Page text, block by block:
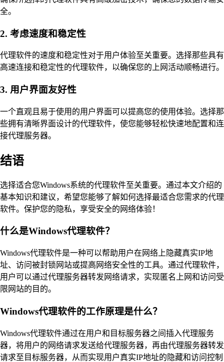
全。
2. 考虑速度和稳定性
代理软件的速度和稳定性对于用户体验至关重要。选择那些具有
高速连接和稳定性的代理软件，以确保您的上网活动顺畅进行。
3. 用户界面友好性
一个直观且易于使用的用户界面可以提高您的使用体验。选择那
些拥有清晰界面设计的代理软件，使您能够轻松快速地配置和连
接代理服务器。
结语
选择适合您Windows系统的代理软件至关重要。通过本文介绍的
基本知识和建议，希望您能够了解如何选择最适合您需求的代理
软件。保护您的隐私，享受安全的网络体验！
什么是Windows代理软件？
Windows代理软件是一种可以帮助用户在网络上隐藏真实IP地
址、访问被封锁网站或提高网络安全性的工具。通过代理软件，
用户可以通过代理服务器转发网络请求，实现匿名上网和访问受
限网站的目的。
Windows代理软件的工作原理是什么？
Windows代理软件通过在用户和目标服务器之间插入代理服务
器，将用户的网络请求发送给代理服务器，再由代理服务器转发
请求至目标服务器，从而实现用户真实IP地址的隐藏和访问控制